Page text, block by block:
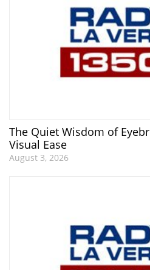
The Quiet Wisdom of
Visual Ease
August 3, 2026